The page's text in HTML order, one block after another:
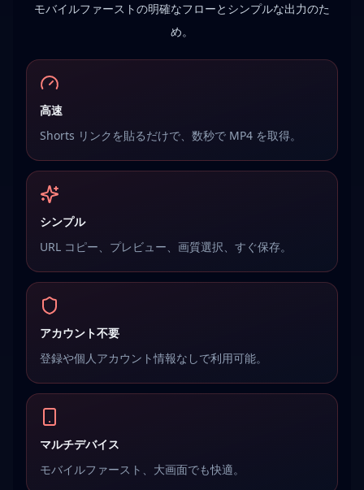
モバイルファーストの明確なフローとシンプルな出力のた
め。
高速
Shorts リンクを貼るだけで、数秒で MP4 を取得。
シンプル
URL コピー、プレビュー、画質選択、すぐ保存。
アカウント不要
登録や個人アカウント情報なしで利用可能。
マルチデバイス
モバイルファースト、大画面でも快適。